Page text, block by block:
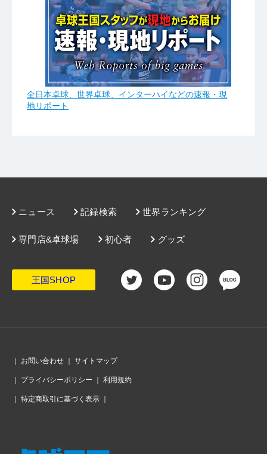
全日本卓球、世界卓球、インターハイなどの速報・現
地リポート
ニュース 記録検索 世界ランキング
グッズ
専門店&卓球場 初心者
王国SHOP
｜ お問い合わせ ｜ サイトマップ
｜ プライバシーポリシー ｜ 利用規約
｜ 特定商取引に基づく表示 ｜